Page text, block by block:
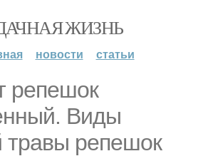
ЖИЗНЬ
новости статьи
репешок
Виды
травы репешок